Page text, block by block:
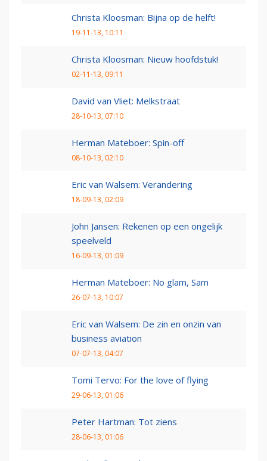
Christa Kloosman: Bijna op de helft!
19-11-13, 10:11
Christa Kloosman: Nieuw hoofdstuk!
02-11-13, 09:11
David van Vliet: Melkstraat
28-10-13, 07:10
Herman Mateboer: Spin-off
08-10-13, 02:10
Eric van Walsem: Verandering
18-09-13, 02:09
John Jansen: Rekenen op een ongelijk
speelveld
16-09-13, 01:09
Herman Mateboer: No glam, Sam
26-07-13, 10:07
Eric van Walsem: De zin en onzin van
business aviation
07-07-13, 04:07
Tomi Tervo: For the love of flying
29-06-13, 01:06
Peter Hartman: Tot ziens
28-06-13, 01:06